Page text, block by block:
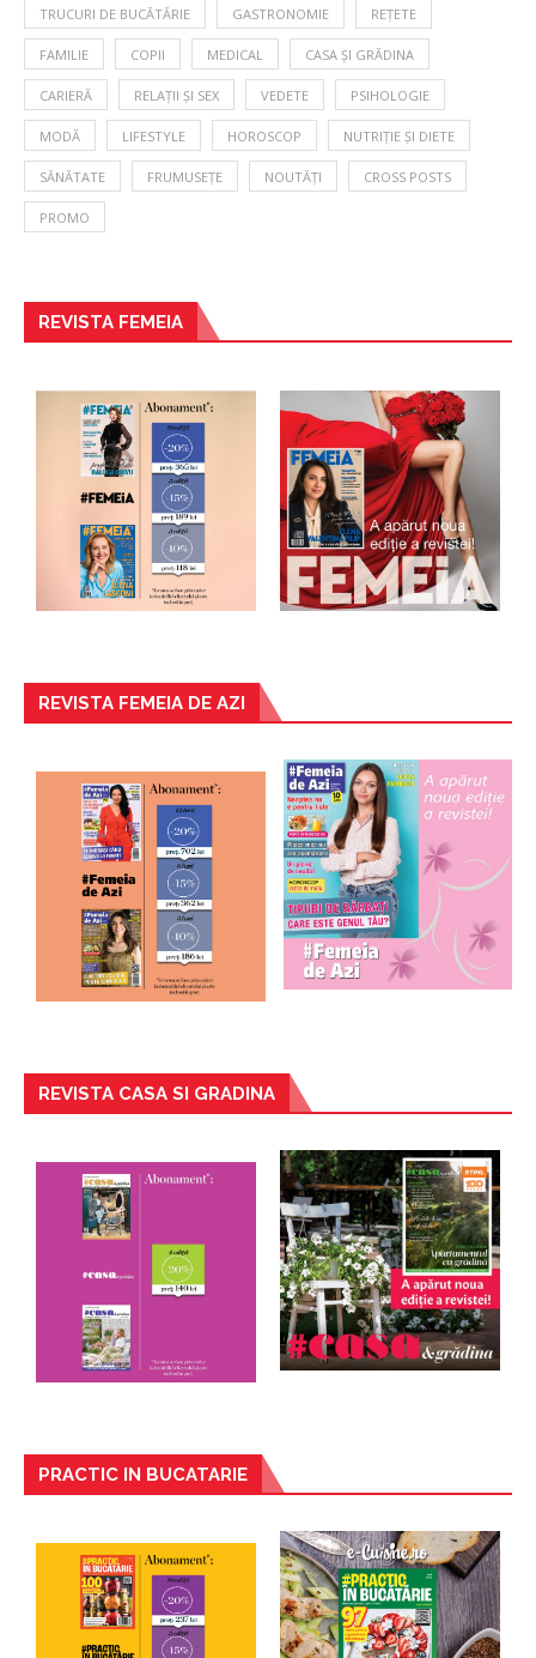
TRUCURI DE BUCĂTĂRIE GASTRONOMIE REȚETE
FAMILIE COPII MEDICAL CASA ȘI GRĂDINA
CARIERĂ RELAȚII ȘI SEX VEDETE PSIHOLOGIE
MODĂ LIFESTYLE HOROSCOP NUTRIȚIE ȘI DIETE
SĂNĂTATE FRUMUSEȚE NOUTĂȚI CROSS POSTS
PROMO
REVISTA FEMEIA
REVISTA FEMEIA DE AZI
REVISTA CASA SI GRADINA
PRACTIC IN BUCATARIE